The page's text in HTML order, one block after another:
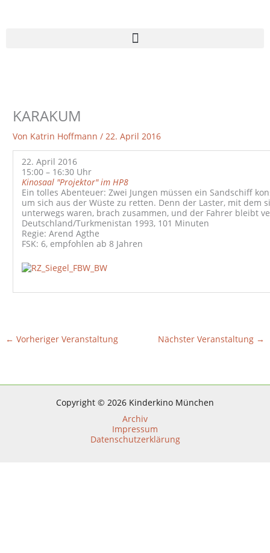
KARAKUM
Von Katrin Hoffmann/22. April 2016
22. April 2016
15:00 – 16:30 Uhr
Kinosaal "Projektor" im HP8
Ein tolles Abenteuer: Zwei Jungen müssen ein Sandschiff
um sich aus der Wüste zu retten. Denn der Laster, mit dem
unterwegs waren, brach zusammen, und der Fahrer bleibt
Deutschland/Turkmenistan 1993, 101 Minuten
Regie: Arend Agthe
FSK: 6, empfohlen ab 8 Jahren
← Vorheriger Veranstaltung Nächster Veranstaltung →
Copyright © 2026 Kinderkino München
Archiv
Impressum
Datenschutzerklärung